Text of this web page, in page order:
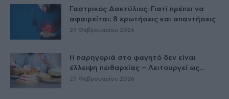
Γαστρικός Δακτύλιος: Γιατί πρέπει να
αφαιρείται; 8 ερωτήσεις και απαντήσεις
27 Φεβρουαρίου 2026
Η παρηγοριά στο φαγητό δεν είναι
έλλειψη πειθαρχίας – Λειτουργεί ως...
27 Φεβρουαρίου 2026